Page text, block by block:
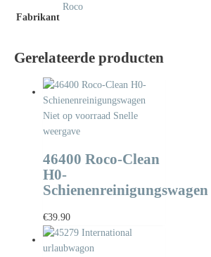
Fabrikant
Roco
Gerelateerde producten
Niet op voorraad Snelle
weergave
46400 Roco-Clean
H0-
Schienenreinigungswagen
€39.90